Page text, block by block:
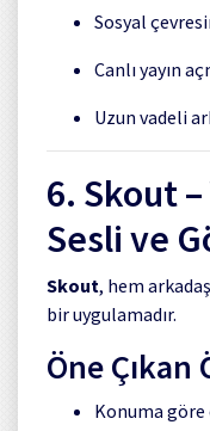
Sosyal
Canlı yayın
Uzun vadeli
6. Skout
Sesli ve
Skout, hem
bir uygulamadır.
Öne
Konuma göre